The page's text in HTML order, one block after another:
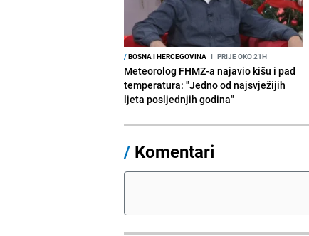
/BOSNA I HERCEGOVINA I PRIJE OKO 21H
Meteorolog FHMZ-a najavio kišu i pad
temperatura: "Jedno od najsvježijih
ljeta posljednjih godina"
/ Komentari